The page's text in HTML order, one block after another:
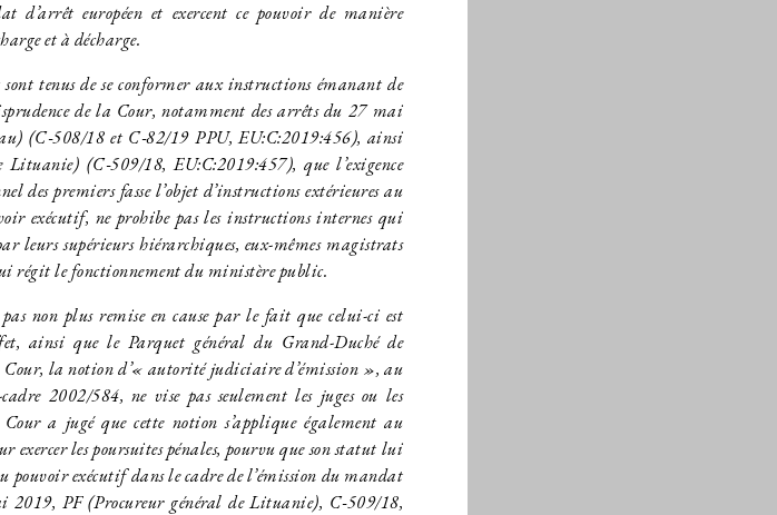
d’arrêt européen et exercent ce pouvoir de manière
et à décharge.
tenus de se conformer aux instructions émanant de
de la Cour, notamment des arrêts du 27 mai
(C‑508/18 et C‑82/19 PPU, EU:C:2019:456), ainsi
(C‑509/18, EU:C:2019:457), que l’exigence
des premiers fasse l’objet d’instructions extérieures au
exécutif, ne prohibe pas les instructions internes qui
leurs supérieurs hiérarchiques, eux-mêmes magistrats
régit le fonctionnement du ministère public.
non plus remise en cause par le fait que celui-ci est
ainsi que le Parquet général du Grand-Duché de
Cour, la notion d’« autorité judiciaire d’émission », au
2002/584, ne vise pas seulement les juges ou les
a jugé que cette notion s’applique également au
exercer les poursuites pénales, pourvu que son statut lui
pouvoir exécutif dans le cadre de l’émission du mandat
2019, PF (Procureur général de Lituanie), C‑509/18,